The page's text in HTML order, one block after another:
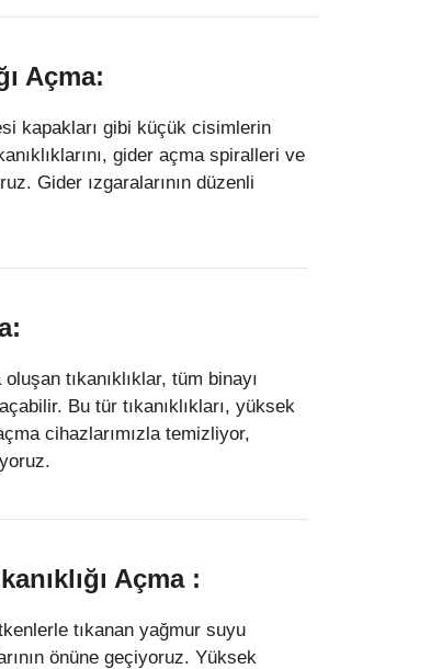
Açma:
kapakları gibi küçük cisimlerin
gider açma spiralleri ve
Gider ızgaralarının düzenli
tıkanıklıklar, tüm binayı
Bu tür tıkanıklıkları, yüksek
cihazlarımızla temizliyor,
Açma :
tıkanan yağmur suyu
önüne geçiyoruz. Yüksek